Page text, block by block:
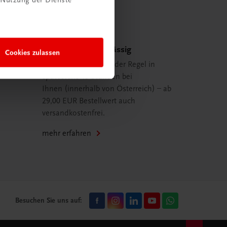
Cookies zulassenSchnell und zuverlässig
Ihre Bestellung ist in der Regel in
spätestens 48 Stunden bei
Ihnen (innerhalb von Österreich) – ab
29,00 EUR Bestellwert auch
versandkostenfrei.
mehr erfahren
Besuchen Sie uns auf: